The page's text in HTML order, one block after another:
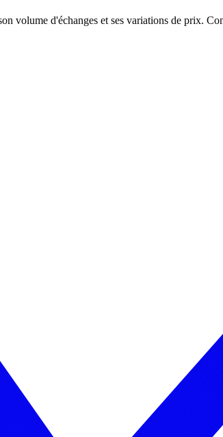
volume d'échanges et ses variations de prix.